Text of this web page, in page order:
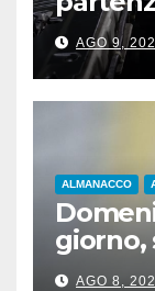
AGO 9,
ALMANACCO
giorno,
AGO 8,